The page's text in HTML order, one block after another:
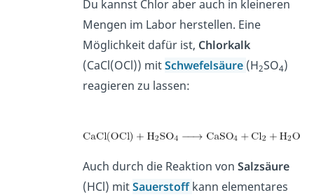
Du kannst Chlor aber auch in kleineren
Mengen im Labor herstellen. Eine
Möglichkeit dafür ist, Chlorkalk
(CaCl(OCl)) mitSchwefelsäure (H2SO4)
reagieren zu lassen:
Auch durch die Reaktion von Salzsäure
(HCl) mitSauerstoff kann elementares